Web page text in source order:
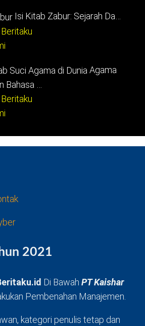
Isi Kitab Zabur: Sejarah Da…
Agama
Bahasa …
2021
Di Bawah PT Kaishar
Pembenahan Manajemen.
kategori penulis tetap dan